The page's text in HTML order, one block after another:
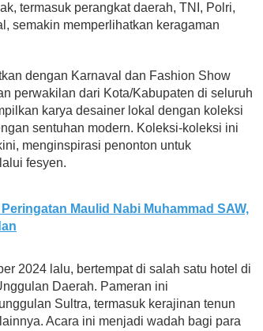
termasuk perangkat daerah, TNI, Polri,
semakin memperlihatkan keragaman
dengan Karnaval dan Fashion Show
perwakilan dari Kota/Kabupaten di seluruh
karya desainer lokal dengan koleksi
sentuhan modern. Koleksi-koleksi ini
menginspirasi penonton untuk
fesyen.
Maulid Nabi Muhammad SAW,
2024 lalu, bertempat di salah satu hotel di
Daerah. Pameran ini
Sultra, termasuk kerajinan tenun
Acara ini menjadi wadah bagi para